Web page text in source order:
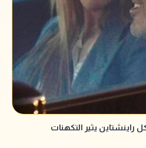
يثير التكهنات